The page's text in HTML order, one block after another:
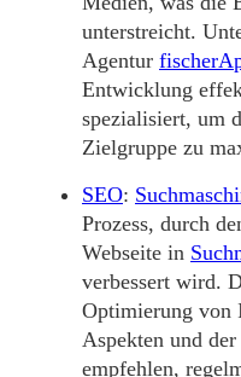
unterstreicht.
Agentur
Entwicklung
spezialisiert, um
Zielgruppe zu
SEO:
Prozess, durch
Webseite in
verbessert wird.
Optimierung von
Aspekten und
empfehlen,